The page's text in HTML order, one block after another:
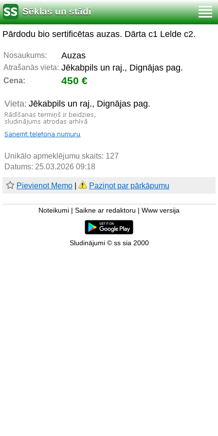
Sēklas un stādi
Pārdodu bio sertificētas auzas. Dārta c1 Lelde c2.
Nosaukums: Auzas
Atrašanās vieta: Jēkabpils un raj., Dignājas pag.
Cena: 450 €
Vieta: Jēkabpils un raj., Dignājas pag.
Unikālo apmeklējumu skaits: 127
Datums: 25.03.2026 09:18
Pievienot Memo Paziņot par pārkāpumu
Noteikumi Saikne ar redaktoru Www versija
Sludinājumi © ss sia 2000